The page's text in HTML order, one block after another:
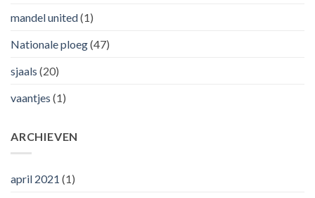
mandel united(1)
Nationale ploeg(47)
sjaals (20)
vaantjes (1)
ARCHIEVEN
april 2021 (1)